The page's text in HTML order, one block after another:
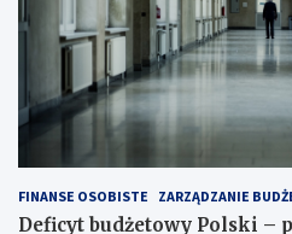
FINANSE OSOBISTE ZARZĄDZANIE
Deficyt budżetowy Polski –